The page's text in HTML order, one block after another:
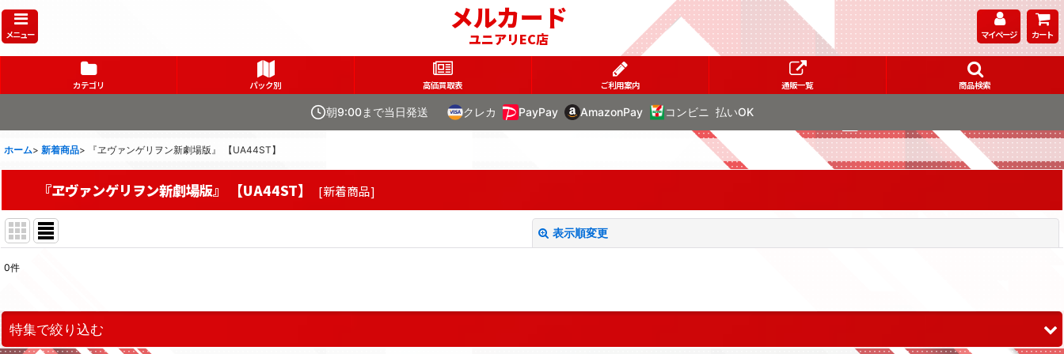
メニュー メルカード
ユニアリEC店 マイページ カート
カテゴリ パック別 高価買取表 ご利用案内 通販一覧 商品検索
朝9:00まで当日発送 クレカ PayPay AmazonPay コンビニ 払いOK
ホーム> 新着商品> 『ヱヴァンゲリヲン新劇場版』 【UA44ST】
『ヱヴァンゲリヲン新劇場版』 【UA44ST】 [新着商品]
表示順変更
在庫あり
並び順:
0件
特集で絞り込む